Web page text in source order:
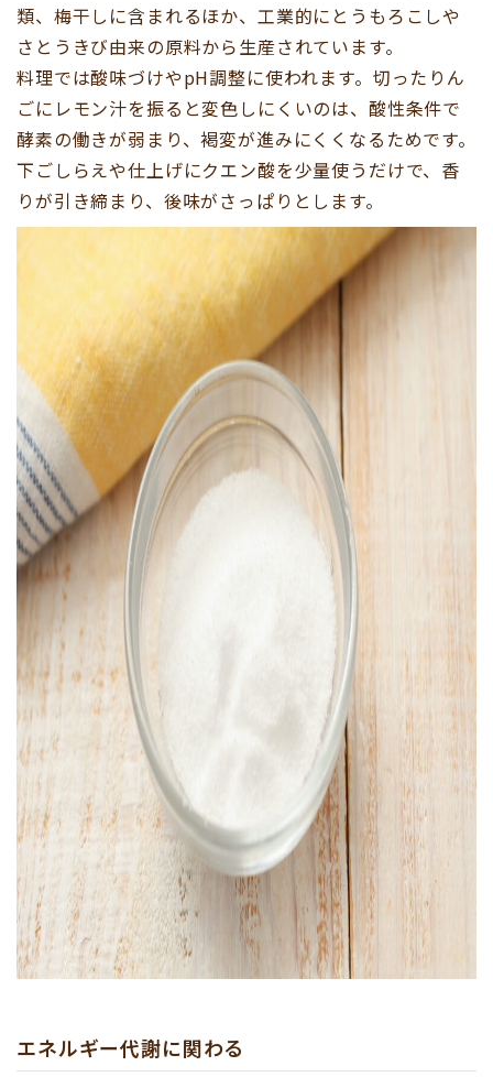
類、梅干しに含まれるほか、工業的にとうもろこしや
さとうきび由来の原料から生産されています。
料理では酸味づけやpH調整に使われます。切ったりん
ごにレモン汁を振ると変色しにくいのは、酸性条件で
酵素の働きが弱まり、褐変が進みにくくなるためです。
下ごしらえや仕上げにクエン酸を少量使うだけで、香
りが引き締まり、後味がさっぱりとします。
エネルギー代謝に関わる